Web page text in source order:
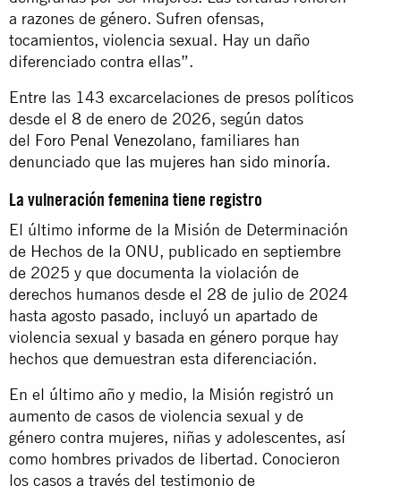
a razones de género. Sufren ofensas,
tocamientos, violencia sexual. Hay un daño
diferenciado contra ellas”.
Entre las 143 excarcelaciones de presos políticos
desde el 8 de enero de 2026, según datos
del Foro Penal Venezolano, familiares han
denunciado que las mujeres han sido minoría.
La vulneración femenina tiene registro
El último informe de la Misión de Determinación
de Hechos de la ONU, publicado en septiembre
de 2025 y que documenta la violación de
derechos humanos desde el 28 de julio de 2024
hasta agosto pasado, incluyó un apartado de
violencia sexual y basada en género porque hay
hechos que demuestran esta diferenciación.
En el último año y medio, la Misión registró un
aumento de casos de violencia sexual y de
género contra mujeres, niñas y adolescentes, así
como hombres privados de libertad. Conocieron
los casos a través del testimonio de